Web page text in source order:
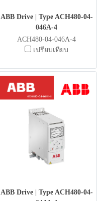
ABB Drive | Type ACH480-04-
046A-4
ACH480-04-046A-4
เปรียบเทียบ
ABB Drive | Type ACH480-04-